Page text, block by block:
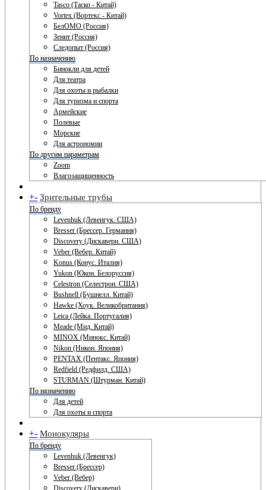
Tasco (Таско - Китай)
Vortex (Вортекс - Китай)
БелОМО (Россия)
Зенит (Россия)
Следопыт (Россия)
По назначению
Бинокли для детей
Для театра
Для охоты и рыбалки
Для туризма и спорта
Армейские
Полевые
Морские
Для астрономии
По другим параметрам
Zoom
Влагозащищенность
+- Зрительные трубы
По бренду
Levenhuk (Левенгук. США)
Bresser (Брессер. Германия)
Discovery (Дискавери. США)
Veber (Вебер. Китай)
Konus (Конус. Италия)
Yukon (Юкон. Белоруссия)
Celestron (Селестрон. США)
Bushnell (Бушнелл. Китай)
Hawke (Хоук. Великобритания)
Leica (Лейка. Португалия)
Meade (Мид. Китай)
MINOX (Минокс. Китай)
Nikon (Никон. Япония)
PENTAX (Пентакс. Япония)
Redfield (Редфилд. США)
STURMAN (Штурман. Китай)
По назначению
Для детей
Для охоты и спорта
+- Монокуляры
По бренду
Levenhuk (Левенгук)
Bresser (Брессер)
Veber (Вебер)
Discovery (Дискавери)